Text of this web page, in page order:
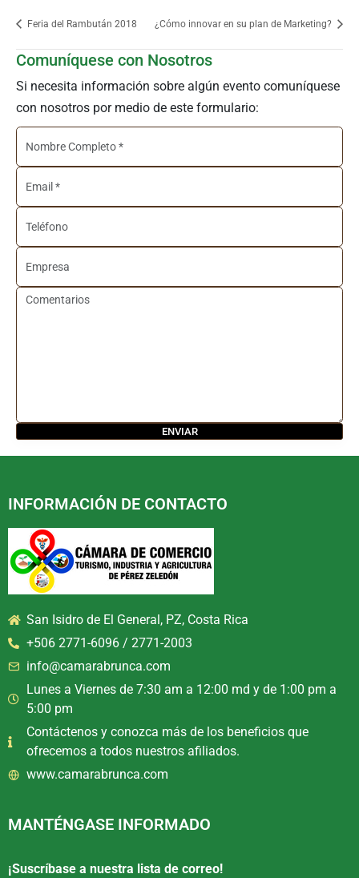
Feria del Rambután 2018 ¿Cómo innovar en su plan de Marketing?
Comuníquese con Nosotros
Si necesita información sobre algún evento comuníquese
con nosotros por medio de este formulario:
INFORMACIÓN DE CONTACTO
San Isidro de El General, PZ, Costa Rica
+506 2771-6096 / 2771-2003
info@camarabrunca.com
Lunes a Viernes de 7:30 am a 12:00 md y de 1:00 pm a
5:00 pm
Contáctenos y conozca más de los beneficios que
ofrecemos a todos nuestros afiliados.
www.camarabrunca.com
MANTÉNGASE INFORMADO
¡Suscríbase a nuestra lista de correo!